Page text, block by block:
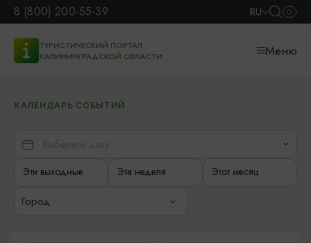
8 (800) 200-55-39 RU
ТУРИСТИЧЕСКИЙ ПОРТАЛ
КАЛИНИНГРАДСКОЙ ОБЛАСТИ
Меню
КАЛЕНДАРЬ СОБЫТИЙ
Эти выходные Эта неделя Этот месяц
Город